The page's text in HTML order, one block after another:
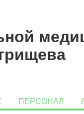
ПЕРСОНАЛ